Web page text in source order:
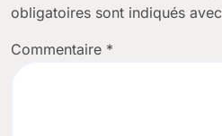
obligatoires sont indiqués avec
Commentaire *